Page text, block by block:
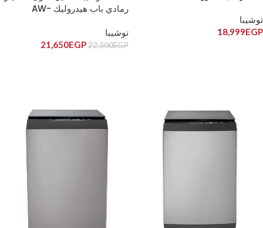
توشيبا
18,999EGP
رمادي باب هيدروليك AW-
توشيبا
22,300EGP
21,650EGP